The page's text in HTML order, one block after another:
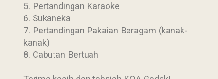
5. Pertandingan Karaoke
6. Sukaneka
7. Pertandingan Pakaian Beragam (kanak-
kanak)
8. Cabutan Bertuah